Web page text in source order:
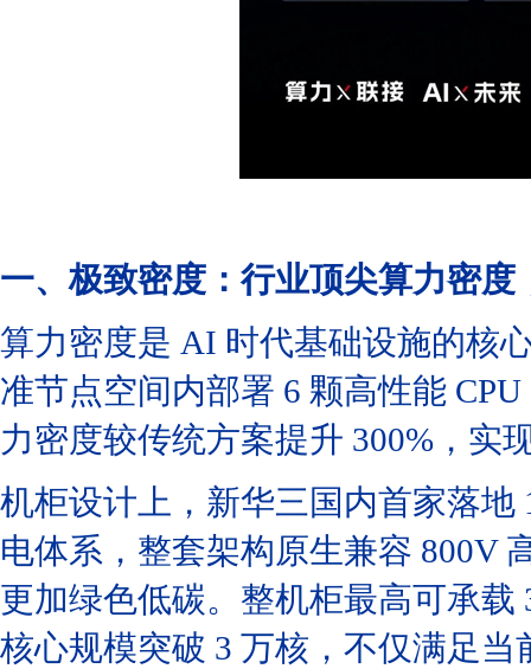
一、极致密度：行业顶尖算力密度
算力密度是 AI 时代基础设施的核
准节点空间内部署 6 颗高性能
力密度较传统方案提升 300%，实
机柜设计上，新华三国内首家落地
电体系，整套架构原生兼容 800V
更加绿色低碳。整机柜最高可承载
核心规模突破 3 万核，不仅满足